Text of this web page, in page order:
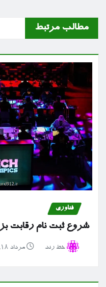
مطالب مرتبط
فناوری
شروع ثبت نام رقابت
خط رند مرداد ۱۸, ۱۴۰۵